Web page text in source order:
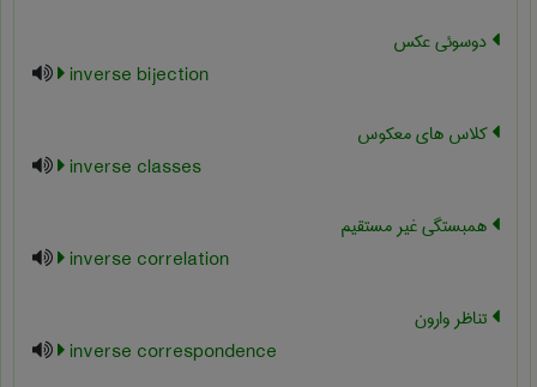
دوسوئی عکس
inverse bijection
کلاس های معکوس
inverse classes
همبستگی غیر مستقیم
inverse correlation
تناظر وارون
inverse correspondence